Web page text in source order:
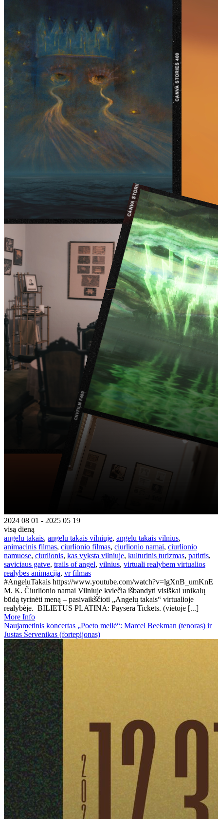
2024 08 01 - 2025 05 19
visą dieną
angelu takais, angelu takais vilniuje, angelu takais vilnius,
animacinis filmas, ciurlionio filmas, ciurlionio namai, ciurlionio
namuose, ciurlionis, kas vyksta vilniuje, kulturinis turizmas, patirtis,
saviciaus gatve, trails of angel, vilnius, virtuali realybem virtualios
realybes animacija, vr filmas
#AngeluTakais https://www.youtube.com/watch?v=lgXnB_umKnE
M. K. Čiurlionio namai Vilniuje kviečia išbandyti visiškai unikalų
būdą tyrinėti meną – pasivaikščioti „Angelų takais“ virtualioje
realybėje. BILIETUS PLATINA: Paysera Tickets. (vietoje [...]
More Info
Naujametinis koncertas „Poeto meilė“: Marcel Beekman (tenoras) ir
Justas Šervenikas (fortepijonas)